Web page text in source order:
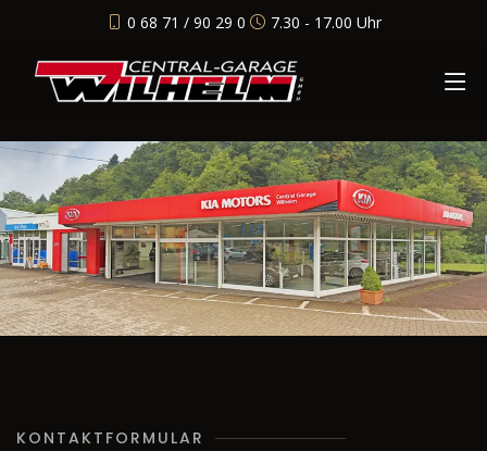
0 68 71 / 90 29 0 7.30 - 17.00 Uhr
KONTAKTFORMULAR